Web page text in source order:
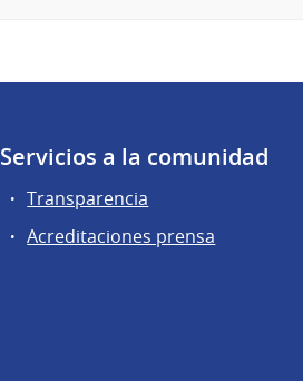
Servicios a la comunidad
Transparencia
Acreditaciones prensa